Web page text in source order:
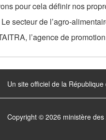
pour cela définir nos
secteur de l’agro-
l’agence de
Un site officiel de la
Copyright © 2026 ministère